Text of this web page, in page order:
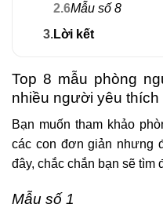
2.6Mẫu số 8
3.Lời kết
Top 8 mẫu phòng
nhiều người yêu thích
Bạn muốn tham khảo
các con đơn giản nhưng
đây, chắc chắn bạn sẽ tìm
Mẫu số 1